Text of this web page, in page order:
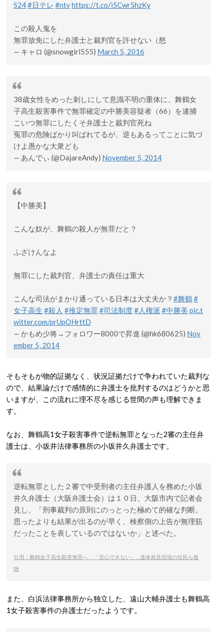
S24#日テレ #ntvhttps://t.co/i5Cwr5hzKy
この殺人鬼を
無罪放免にした弁護士と裁判官を許せない（怒
— キャロ (@snowgirl555) March 5, 2016
38歳女性をめった刺しにして意識不明の重体に、舞鶴女
子高生殺害事件で無罪確定の中勝美容疑者（66）を逮捕
こいつ無罪にしたくそ弁護士と裁判官死ね
冤罪の危険ばかり叫ばれてるが、逆もあるってことに気づ
けよ愚かな大衆ども
— あんでぃ (@DajareAndy) November 5, 2014
【中勝美】
こんな奴が、舞鶴の殺人が無罪だと？
ふざけんなよ
無罪にした裁判官、弁護士の責任は重大
こんな司法がまかり通っている日本は大丈夫か？ #舞鶴#
女子高生 #殺人 #推定無罪#司法制度#人権派 #中勝美 pic.t
witter.com/prUpOHrttD
— かもめ少将→フォロワー8000で昇進 (@hk680625) Nov
ember 5, 2014
そもそもが物的証拠なく、状況証拠だけで争われていた裁判な
ので、結果論だけで感情的に弁護士を批判するのはどうかと思
いますが、この流れに理不尽を感じる世間の声も理解できま
す。
なお、舞鶴高1女子殺害事件で逆転無罪となった2審の主任弁
護士は、小坂井法律事務所の小坂井久弁護士です。
逆転無罪とした２審で中受刑者の主任弁護人を務めた小坂
井久弁護士（大阪弁護士会）は１０日、大阪市内で記者会
見し、「刑事裁判の原則にのっとった極めて的確な判断。
思ったよりも結果が出るのが早く、検察側の上告が無理筋
だったことを表しているのではないか」と述べた。
引用： 舞鶴女子高生殺害無罪へ 「安心できない」…遺体発見現場の住民ら複
雑
また、白浜法律事務所から独立した、遠山大輔弁護士も舞鶴高
1女子殺害事件の弁護士だったようです。